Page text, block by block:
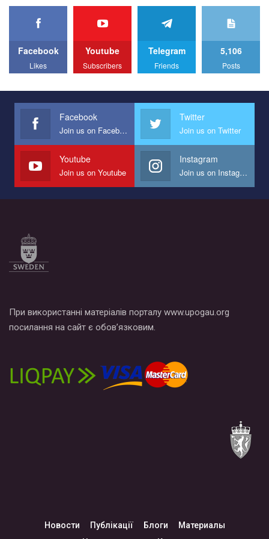
днів не лише відвідали інформаційні та дискусійні заходи, а й
провели Веселково-велосипедний марафон, мандруючи з
прапором по місту.
Facebook
Likes
Youtube
Subscribers
Telegram
Friends
5,106
Posts
Facebook
Join us on Facebook
Twitter
Join us on Twitter
Youtube
Join us on Youtube
Instagram
Join us on Instagram
При використанні матеріалів порталу www.upogau.org
посилання на сайт є обов’язковим.
Новости Публікації Блоги
Материалы